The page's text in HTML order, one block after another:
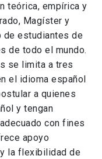
teórica, empírica y
Magíster y
de estudiantes de
de todo el mundo.
se limita a tres
el idioma español
a quienes
y tengan
con fines
apoyo
la flexibilidad de